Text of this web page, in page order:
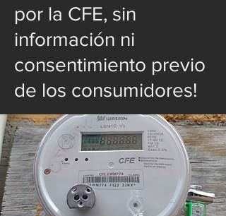
por la CFE, sin
información ni
consentimiento previo
de los consumidores!